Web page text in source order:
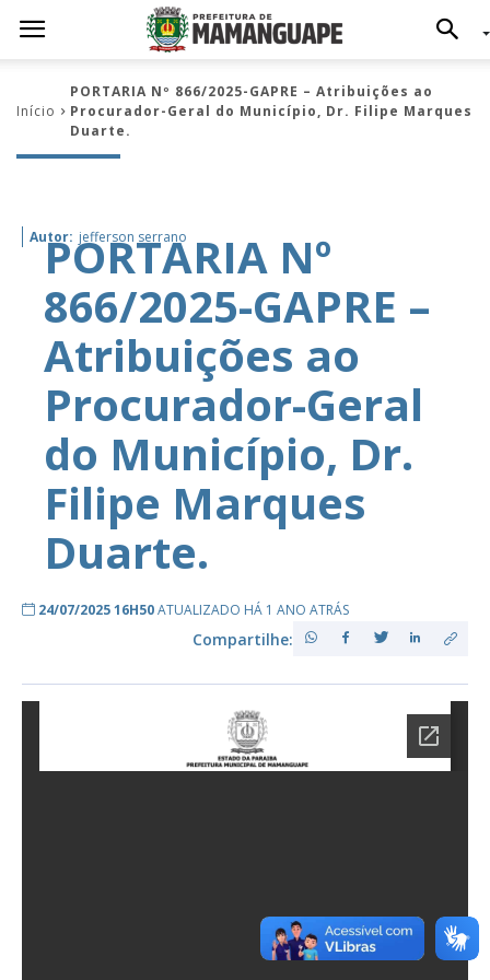
Início
PORTARIA Nº 866/2025-GAPRE – Atribuições ao
Procurador-Geral do Município, Dr. Filipe Marques
Duarte.
Autor: jefferson serrano
PORTARIA Nº
866/2025-GAPRE –
Atribuições ao
Procurador-Geral
do Município, Dr.
Filipe Marques
Duarte.
24/07/2025 16H50ATUALIZADO HÁ 1 ANO ATRÁS
Compartilhe: